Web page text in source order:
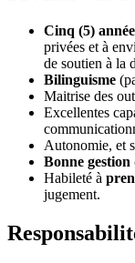
Cinq (5)
privées et à
de soutien à la
Bilinguisme
Maitrise des
Excellentes
Autonomie, et
Bonne
Habileté à
jugement.